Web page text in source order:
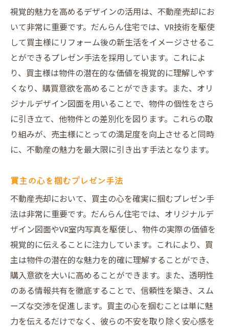
視覚的魅力を高めるデザインの活用は、不動産売却にお
いて非常に重要です。だんらん住宅では、VR技術を駆使
して買主様にリフォーム後の新生活をイメージさせるこ
とができるプレゼン手法を採用しています。これによ
り、買主様は物件の潜在的な価値を視覚的に理解しやす
くなり、購買意欲を高めることができます。また、オリ
ジナルデザイン図面を用いることで、物件の個性をさら
に引き立て、他物件との差別化を図ります。これらの取
り組みが、売主様にとっての満足度を向上させると同時
に、不動産の魅力を最大限に引き出す手法となります。
買主の心を掴むプレゼン手法
不動産売却において、買主の心を確実に掴むプレゼン手
法は非常に重要です。だんらん住宅では、オリジナルデ
ザイン図面やVR室内写真を駆使し、物件の実際の価値を
視覚的に伝えることに注力しています。これにより、買
主は物件の潜在的な魅力を的確に理解することができ、
購入意欲を大いに高めることができます。また、透明性
のある情報共有を徹底することで、信頼性を築き、スム
ーズな交渉を促進します。買主の心を掴むことは単に魅
力を伝えるだけでなく、彼らの不安を取り除く安心感を